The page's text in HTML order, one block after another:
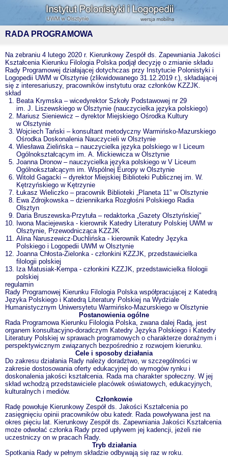
RADA PROGRAMOWA
Na zebraniu 4 lutego 2020 r. Kierunkowy Zespół ds. Zapewniania Jakości
Kształcenia Kierunku Filologia Polska podjął decyzję o zmianie składu
Rady Programowej działającej dotychczas przy Instytucie Polonistyki i
Logopedii UWM w Olsztynie (zlikwidowanego 31.12.2019 r.), składającej
się z interesariuszy, pracowników instytutu oraz członków KZZJK.
skład
Beata Krymska – wicedyrektor Szkoły Podstawowej nr 29
im. J. Liszewskiego w Olsztynie (nauczycielka języka polskiego)
Mariusz Sieniewicz – dyrektor Miejskiego Ośrodka Kultury
w Olsztynie
Wojciech Tański – konsultant metodyczny Warmińsko-Mazurskiego
Ośrodka Doskonalenia Nauczycieli w Olsztynie
Wiesława Zielińska – nauczycielka języka polskiego w I Liceum
Ogólnokształcącym im. A. Mickiewicza w Olsztynie
Joanna Dronow – nauczycielka języka polskiego w V Liceum
Ogólnokształcącym im. Wspólnej Europy w Olsztynie
Witold Gagacki – dyrektor Miejskiej Biblioteki Publicznej im. W.
Kętrzyńskiego w Kętrzynie
Łukasz Wieliczko – pracownik Biblioteki „Planeta 11” w Olsztynie
Ewa Zdrojkowska – dziennikarka Rozgłośni Polskiego Radia
Olsztyn
Daria Bruszewska-Przytuła – redaktorka „Gazety Olsztyńskiej”
Iwona Maciejewska - kierownik Katedry Literatury Polskiej UWM w
Olsztynie, Przewodnicząca KZZJK
Alina Naruszewicz-Duchlińska - kierownik Katedry Języka
Polskiego i Logopedii UWM w Olsztynie
Joanna Chłosta-Zielonka - członkini KZZJK, przedstawicielka
filologii polskiej
Iza Matusiak-Kempa - członkini KZZJK, przedstawicielka filologii
polskiej
regulamin
Rady Programowej Kierunku Filologia Polska współpracującej z Katedrą
Języka Polskiego i Katedrą Literatury Polskiej na Wydziale
Humanistycznym Uniwersytetu Warmińsko-Mazurskiego w Olsztynie
Postanowienia ogólne
Rada Programowa Kierunku Filologia Polska, zwana dalej Radą, jest
organem konsultacyjno-doradczym Katedry Języka Polskiego i Katedry
Literatury Polskiej w sprawach programowych o charakterze doraźnym i
perspektywicznym związanych bezpośrednio z rozwojem kierunku.
Cele i sposoby działania
Do zakresu działania Rady należy doradztwo, w szczególności w
zakresie dostosowania oferty edukacyjnej do wymogów rynku i
doskonalenia jakości kształcenia. Rada ma charakter społeczny. W jej
skład wchodzą przedstawiciele placówek oświatowych, edukacyjnych,
kulturalnych i mediów.
Członkowie
Radę powołuje Kierunkowy Zespół ds. Jakości Kształcenia po
zasięgnięciu opinii pracowników obu katedr. Rada powoływana jest na
okres pięciu lat. Kierunkowy Zespół ds. Zapewniania Jakości Kształcenia
może odwołać członka Rady przed upływem jej kadencji, jeżeli nie
uczestniczy on w pracach Rady.
Tryb działania
Spotkania Rady w pełnym składzie odbywają się raz w roku.